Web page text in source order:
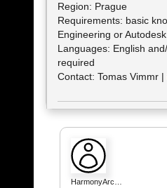
Region: Prague
Requirements: basic
Engineering or
Languages: English
required
Contact: Tomas Vimmr |
HarmonyArc…